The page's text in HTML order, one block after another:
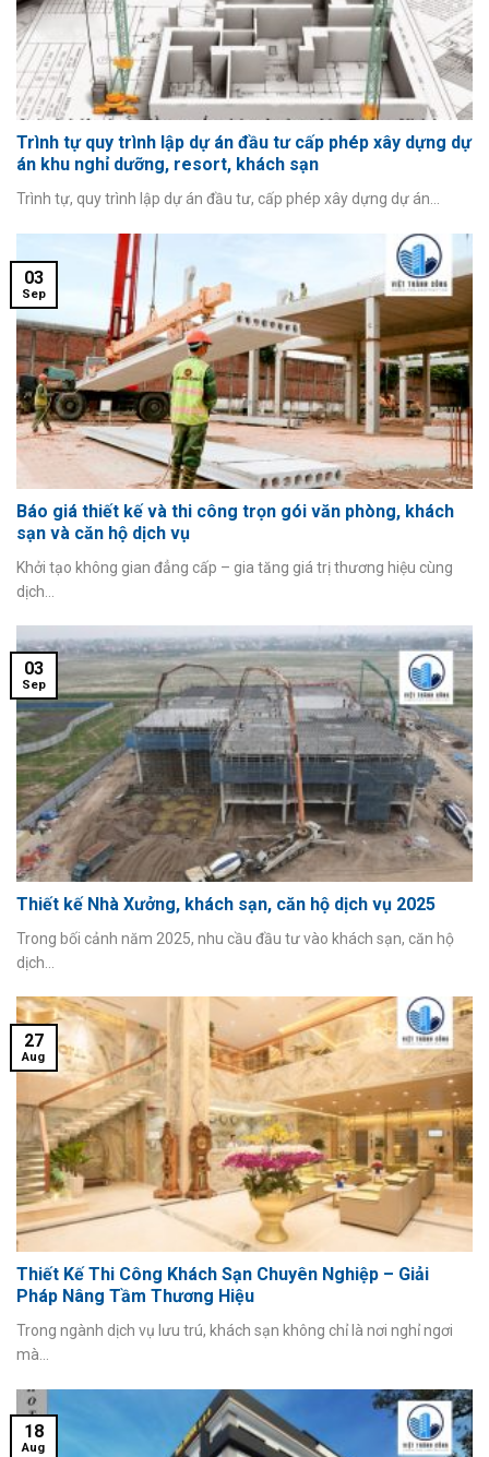
Trình tự quy trình lập dự án đầu tư cấp phép xây dựng dự
án khu nghỉ dưỡng, resort, khách sạn
Trình tự, quy trình lập dự án đầu tư, cấp phép xây dựng dự án...
Báo giá thiết kế và thi công trọn gói văn phòng, khách
sạn và căn hộ dịch vụ
Khởi tạo không gian đẳng cấp – gia tăng giá trị thương hiệu cùng
dịch...
03
Sep
Thiết kế Nhà Xưởng, khách sạn, căn hộ dịch vụ 2025
Trong bối cảnh năm 2025, nhu cầu đầu tư vào khách sạn, căn hộ
dịch...
03
Sep
Thiết Kế Thi Công Khách Sạn Chuyên Nghiệp – Giải
Pháp Nâng Tầm Thương Hiệu
Trong ngành dịch vụ lưu trú, khách sạn không chỉ là nơi nghỉ ngơi
mà...
27
Aug
18
Aug